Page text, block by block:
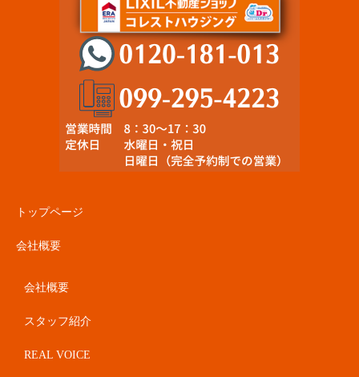
トップページ
会社概要
会社概要
スタッフ紹介
REAL VOICE